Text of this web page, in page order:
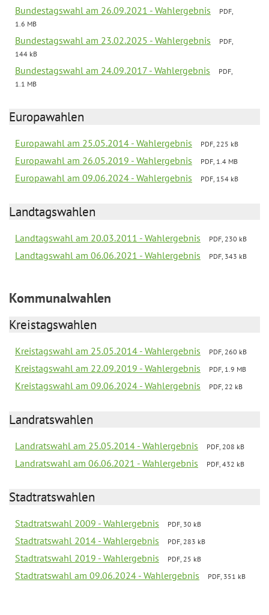
Bundestagswahl am 26.09.2021 - Wahlergebnis
PDF,
1.6 MB
Bundestagswahl am 23.02.2025 - Wahlergebnis
PDF,
144 kB
Bundestagswahl am 24.09.2017 - Wahlergebnis
PDF,
1.1 MB
Europawahlen
Europawahl am 25.05.2014 - Wahlergebnis PDF, 225 kB
Europawahl am 26.05.2019 - Wahlergebnis PDF, 1.4 MB
Europawahl am 09.06.2024 - Wahlergebnis PDF, 154 kB
Landtagswahlen
Landtagswahl am 20.03.2011 - Wahlergebnis PDF, 230 kB
Landtagswahl am 06.06.2021 - Wahlergebnis PDF, 343 kB
Kommunalwahlen
Kreistagswahlen
Kreistagswahl am 25.05.2014 - Wahlergebnis PDF, 260 kB
Kreistagswahl am 22.09.2019 - Wahlergebnis PDF, 1.9 MB
Kreistagswahl am 09.06.2024 - Wahlergebnis PDF, 22 kB
Landratswahlen
Landratswahl am 25.05.2014 - Wahlergebnis PDF, 208 kB
Landratswahl am 06.06.2021 - Wahlergebnis PDF, 432 kB
Stadtratswahlen
Stadtratswahl 2009 - Wahlergebnis PDF, 30 kB
Stadtratswahl 2014 - Wahlergebnis PDF, 283 kB
Stadtratswahl 2019 - Wahlergebnis PDF, 25 kB
Stadtratswahl am 09.06.2024 - Wahlergebnis PDF, 351 kB